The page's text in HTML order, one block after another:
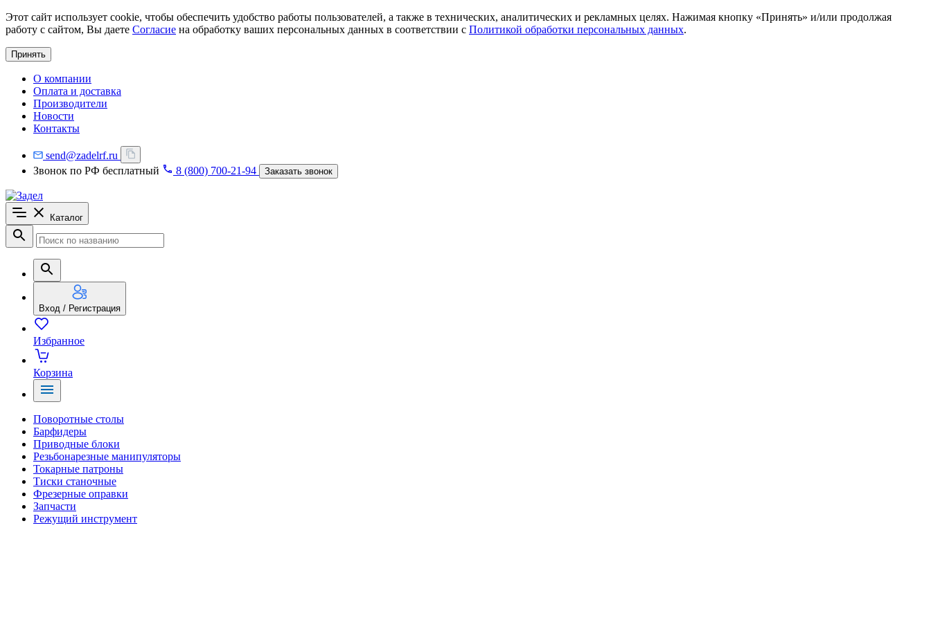
Этот сайт использует cookie, чтобы обеспечить удобство работы пользователей, а также в технических, аналитических и рекламных целях. Нажимая кнопку «Принять» и/или продолжая
работу с сайтом, Вы даете Согласие на обработку ваших персональных данных в соответствии с Политикой обработки персональных данных.
Принять
О компании
Оплата и доставка
Производители
Новости
Контакты
send@zadelrf.ru
Звонок по РФ бесплатный
8 (800) 700-21-94 Заказать звонок
Каталог
Вход / Регистрация
Избранное
Корзина
Поворотные столы
Барфидеры
Приводные блоки
Резьбонарезные манипуляторы
Токарные патроны
Тиски станочные
Фрезерные оправки
Запчасти
Режущий инструмент